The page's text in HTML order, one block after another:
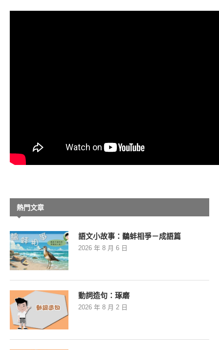
熱門文章
語文小故事：鷸蚌相爭－成語篇
2026 年 8 月 6 日
動詞造句：琢磨
2026 年 8 月 2 日